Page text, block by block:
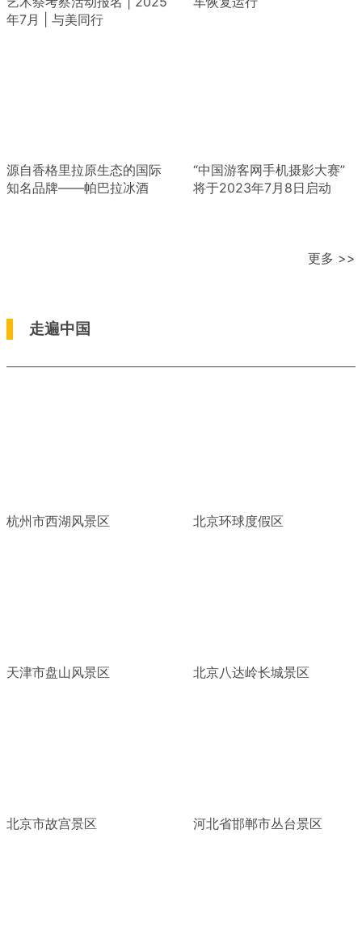
年7月 | 与美同行
源自香格里拉原生态的国际
知名品牌——帕巴拉冰酒
“中国游客网手机摄影大赛”
将于2023年7月8日启动
更多 >>
走遍中国
杭州市西湖风景区 北京环球度假区
天津市盘山风景区 北京八达岭长城景区
北京市故宫景区 河北省邯郸市丛台景区